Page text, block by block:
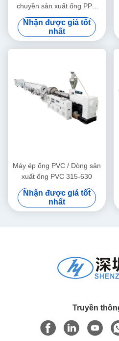
chuyền sản xuất ống PPR
20-63
Nhận được giá tốt
nhất
Máy ép ống PVC / Dòng sản
xuất ống PVC 315-630
Nhận được giá tốt
nhất
Truyền